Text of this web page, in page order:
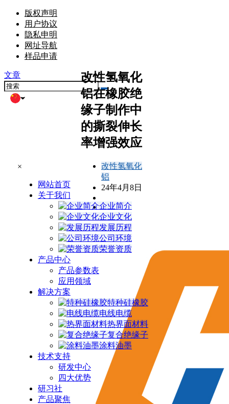
版权声明
用户协议
隐私申明
网址导航
样品申请
文章
×
网站首页
关于我们
企业简介
企业文化
发展历程
公司环境
荣誉资质
产品中心
产品参数表
应用领域
解决方案
特种硅橡胶
电线电缆
热界面材料
复合绝缘子
涂料油墨
技术支持
研发中心
四大优势
研习社
产品聚焦
改性氢氧化
铝在橡胶绝
缘子制作中
的撕裂伸长
率增强效应
改性氢氧化
铝
24年4月8日